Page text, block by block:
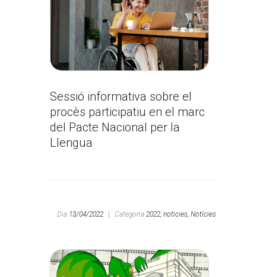
Sessió informativa sobre el
procès participatiu en el marc
del Pacte Nacional per la
Llengua
Dia 13/04/2022 Categoria 2022, noticies, Notícies